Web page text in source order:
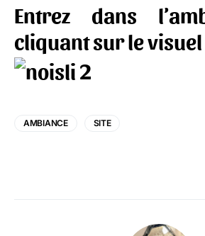
Entrez dans
cliquant sur le visuel
AMBIANCE SITE